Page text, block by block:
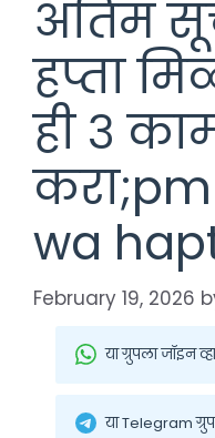
अंतिम
हप्ता
ही ३
wa
February 19, 2026
या ग्रुपला जॉइन
या Telegram